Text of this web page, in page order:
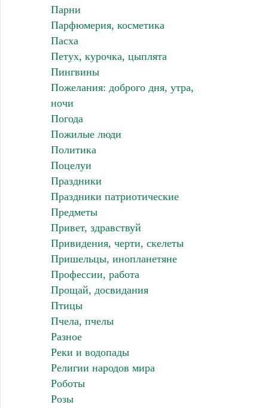
Парни
Парфюмерия, косметика
Пасха
Петух, курочка, цыплята
Пингвины
Пожелания: доброго дня, утра,
ночи
Погода
Пожилые люди
Политика
Поцелуи
Праздники
Праздники патриотические
Предметы
Привет, здравствуй
Привидения, черти, скелеты
Пришельцы, инопланетяне
Профессии, работа
Прощай, досвидания
Птицы
Пчела, пчелы
Разное
Реки и водопады
Религии народов мира
Роботы
Розы